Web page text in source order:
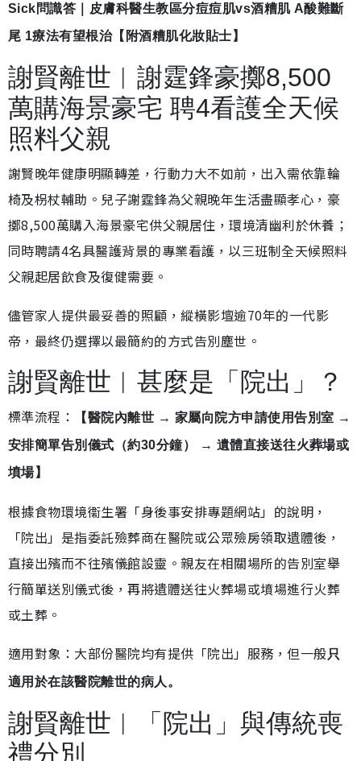
Sick問識答｜皮膚科醫生教區分痘痘肌vs酒糟肌 A酸難斷
尾 1療法有望根治【附酒糟肌化妝貼士】
謝賢離世︱謝霆鋒豪擲8,500
萬購海景豪宅 聘4看護全天候
照料父親
謝賢晚年健康明顯轉差，行動力大不如前，出入需依靠輪
椅及枴杖輔助。兒子謝霆鋒為父親晚年生活盡顯孝心，豪
擲8,500萬購入海景豪宅供父親居住，環境清幽利於休養；
同時聘請4名具醫護背景的專業看護，以三班制全天候照料
父親起居飲食及復健需要。
儘管家人提供最妥善的照顧，縱橫影壇逾70年的一代影
帝，最終仍選擇以最簡約的方式告別塵世。
謝賢離世︱甚麼是「院出」？
標準流程：
【醫院內離世 → 家屬向院方申請使用告別室 →
安排簡單告別儀式（約30分鐘） → 遺體直接送往火葬場或
墳場】
根據食物環境衞生署「身後事安排專題網站」的說明，
「院出」是指委託殮葬商在醫院或公眾殮房領取遺體後，
直接出殯而不往殯儀館設靈。親友在相關場所的告別室舉
行簡單送別儀式後，再將遺體送往火葬場或墳場進行火葬
或土葬。
適用對象：大部份醫院均有提供「院出」服務，但一般只
適用於在該醫院離世的病人。
謝賢離世︱「院出」與傳統喪
禮分別